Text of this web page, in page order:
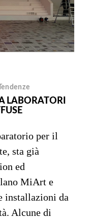
Tendenze
LABORATORI
per il
sta già
ed
MiArt e
installazioni da
Alcune di